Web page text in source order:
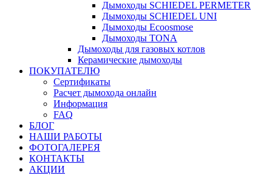
Дымоходы SCHIEDEL PERMETER
Дымоходы SCHIEDEL UNI
Дымоходы Ecoosmose
Дымоходы TONA
Дымоходы для газовых котлов
Керамические дымоходы
ПОКУПАТЕЛЮ
Сертификаты
Расчет дымохода онлайн
Информация
FAQ
БЛОГ
НАШИ РАБОТЫ
ФОТОГАЛЕРЕЯ
КОНТАКТЫ
АКЦИИ